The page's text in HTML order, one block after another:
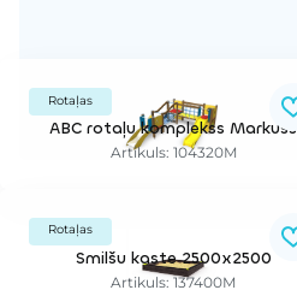
Rotaļas
ABC rotaļu komplekss Markuss
Artikuls: 104320M
Rotaļas
Smilšu kaste 2500x2500
Artikuls: 137400M